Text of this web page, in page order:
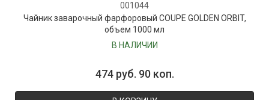
001044
Чайник заварочный фарфоровый COUPE GOLDEN ORBIT,
объем 1000 мл
В НАЛИЧИИ
474 руб. 90 коп.